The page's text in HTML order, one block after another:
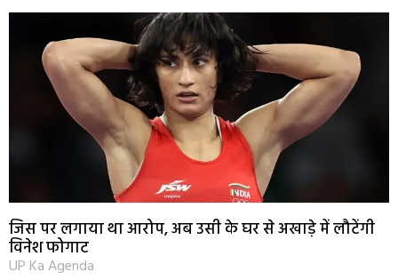
जिस पर लगाया था आरोप, अब उसी के घर से अखाड़े में लौटेंगी
विनेश फोगाट
UP Ka Agenda